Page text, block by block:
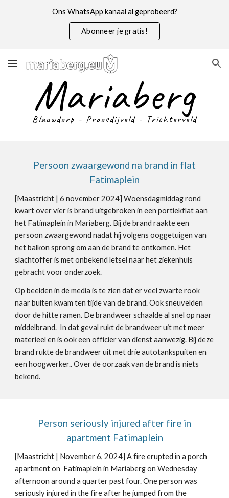
Ons WhatsApp kanaal al geprobeerd?
Abonneer je gratis!
Mariaberg
Blauwdorp - Proosdijveld - Trichterveld
Persoon zwaargewond na brand in flat
Fatimaplein
[Maastricht |6 november2024]Woensdagmiddag rond
kwart over vier is brand uitgebroken in een portiekflat aan
het Fatimaplein in Mariaberg. Bij de brand raakte een
persoon zwaargewond nadat hij volgens ooggetuigen van
het balkon sprong om aan de brand te ontkomen. Het
slachtoffer is met onbekend letsel naar het ziekenhuis
gebracht voor onderzoek.
Op beelden in de media is te zien dat er veel zwarte rook
naar buiten kwam ten tijde van de brand. Ook sneuvelden
door de hitte ramen. De brandweer schaalde al snel op naar
middelbrand. In dat geval rukt de brandweer uit met meer
materieel en is ook een officier van dienst aanwezig. Bij deze
brand rukte de brandweer uit met drie autotankspuiten en
een hoogwerker.. Over de oorzaak van de brand is niets
bekend.
Person seriously injured after fire in
apartment Fatimaplein
[Maastricht | November 6, 2024]A fire erupted in a porch
apartment on Fatimaplein in Mariaberg on Wednesday
afternoon around a quarter past four. One person was
seriously injured in the fire after he jumped from the